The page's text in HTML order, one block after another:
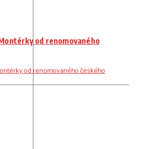
od renomovaného